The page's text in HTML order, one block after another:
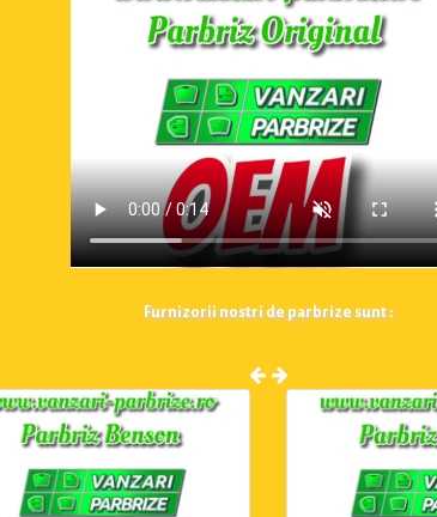
Furnizorii nostri de parbrize sunt :